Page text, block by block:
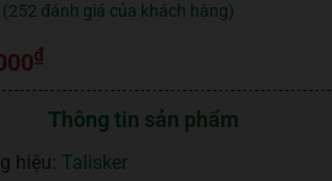
(252 đánh giá của khách hàng)
₫
Thông tin sản phẩm
hiệu: Talisker